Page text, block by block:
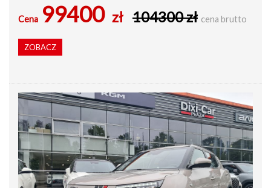
Cena 99400 zł 104300 zł cena brutto
ZOBACZ